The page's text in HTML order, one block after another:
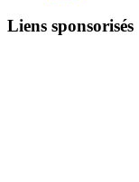
Liens sponsorisés